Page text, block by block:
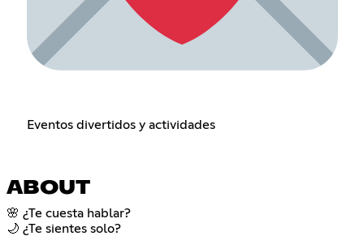
Eventos divertidos y actividades
ABOUT
🌸 ¿Te cuesta hablar?
🌙 ¿Te sientes solo?